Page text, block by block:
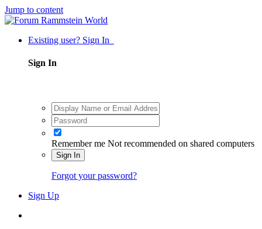
Jump to content
Existing user? Sign In
Sign In
Remember me Not recommended on shared computers
Sign In
Forgot your password?
Sign Up